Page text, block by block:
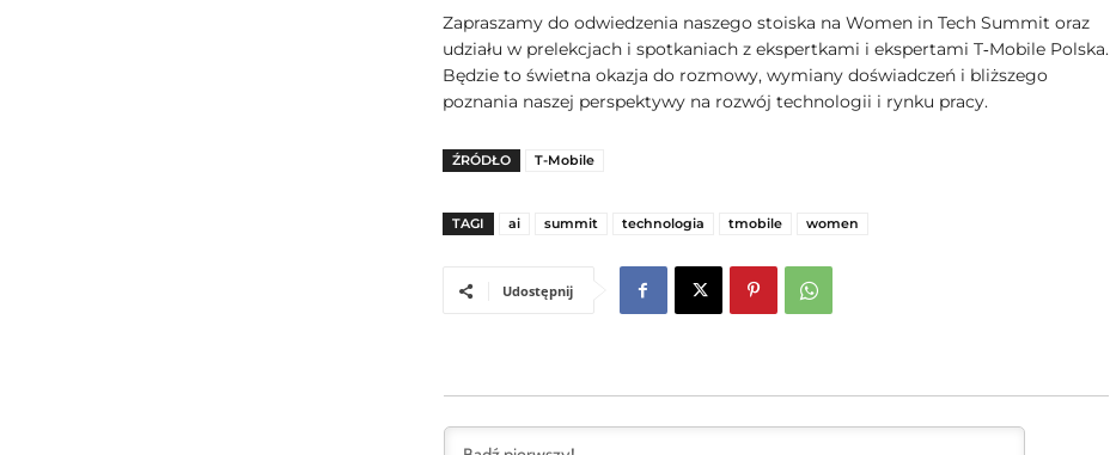
Zapraszamy do odwiedzenia naszego stoiska na Women in Tech Summit oraz
udziału w prelekcjach i spotkaniach z ekspertkami i ekspertami T‑Mobile Polska.
Będzie to świetna okazja do rozmowy, wymiany doświadczeń i bliższego
poznania naszej perspektywy na rozwój technologii i rynku pracy.
ŹRÓDŁO T-Mobile
TAGI ai summit technologia tmobile women
Udostępnij